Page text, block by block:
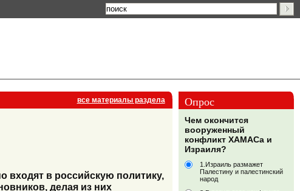
все материалы раздела
входят в российскую политику,
делая из них
Опрос
Чем окончится
вооруженный
конфликт ХАМАСа и
Израиля?
1.Израиль размажет
Палестину и палестинский
народ